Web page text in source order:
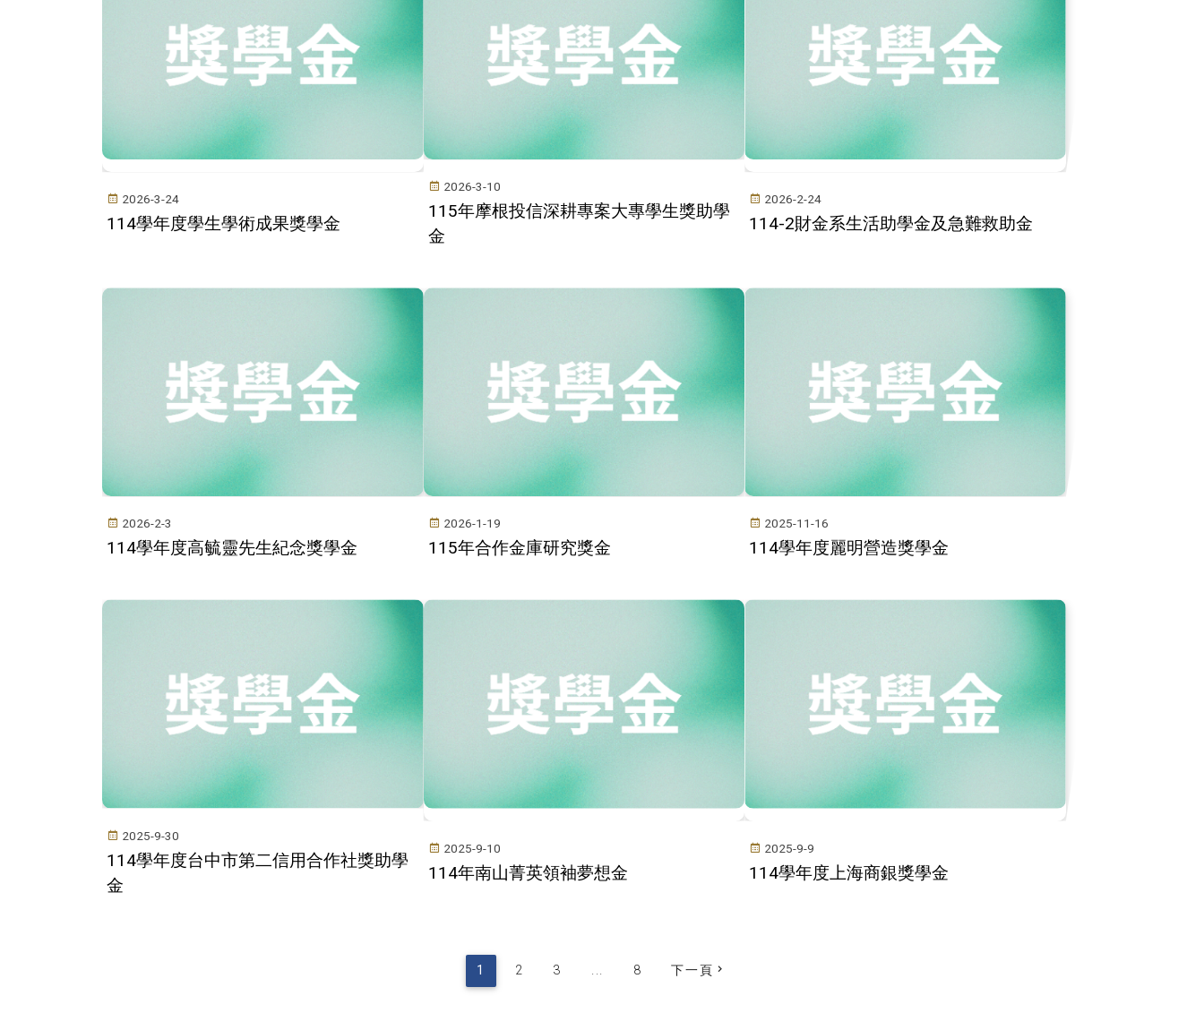
2026-3-24
114學年度學生學術成果獎學金
2026-3-10
115年摩根投信深耕專案大專學生獎助學
金
2026-2-24
114-2財金系生活助學金及急難救助金
2026-2-3
114學年度高毓靈先生紀念獎學金
2026-1-19
115年合作金庫研究獎金
2025-11-16
114學年度麗明營造獎學金
2025-9-30
114學年度台中市第二信用合作社獎助學
金
2025-9-10
114年南山菁英領袖夢想金
2025-9-9
114學年度上海商銀獎學金
1 2 3 ... 8 下一頁